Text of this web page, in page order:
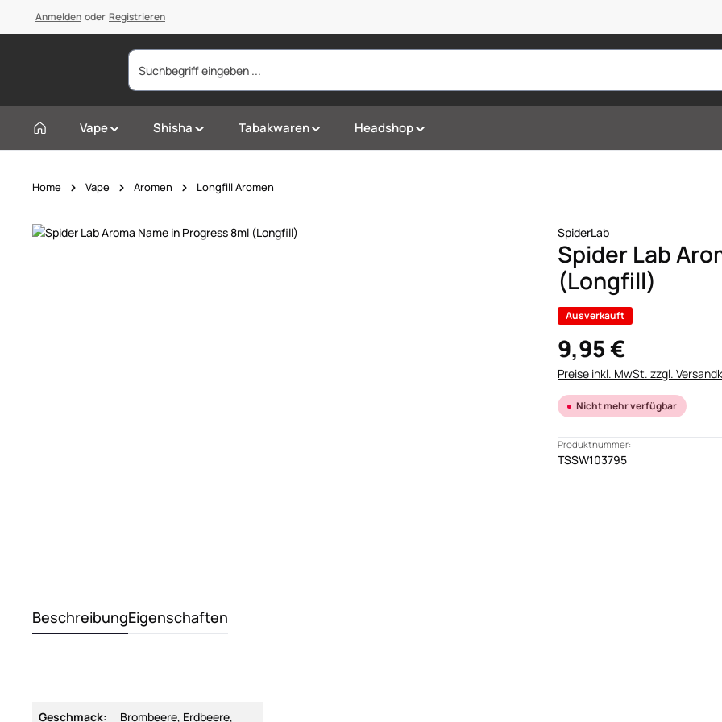
Zur Hauptnavigation springen
Anmelden oder Registrieren
Vape Shisha Tabakwaren Headshop
Home Vape Aromen Longfill Aromen
Bildergalerie überspringen SpiderLab
Spider Lab
(Longfill)
Ausverkauft
9,95 €
Preise inkl. MwSt. zzgl.
Nicht mehr verfügbar
Produktnummer:
TSSW103795
BeschreibungEigenschaften
Geschmack:
Brombeere, Erdbeere,